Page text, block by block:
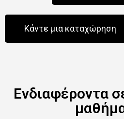
Κάντε μια καταχώρηση
Ενδιαφέροντα